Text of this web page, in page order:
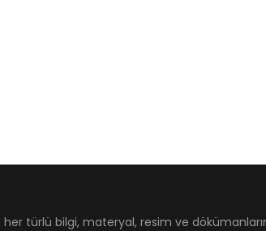
türlü bilgi, materyal, resim ve